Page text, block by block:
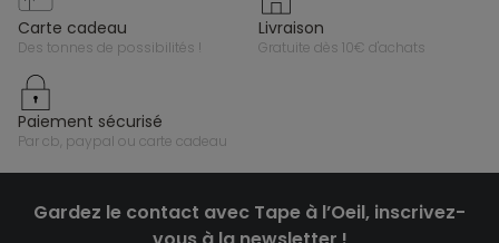
carte cadeau
des tonnes de possibilités !
livraison
gratuite dès 10€ d'achats
paiement sécurisé
par cb, paypal ou carte cadeau
Gardez le contact avec Tape à l’Oeil, inscrivez-